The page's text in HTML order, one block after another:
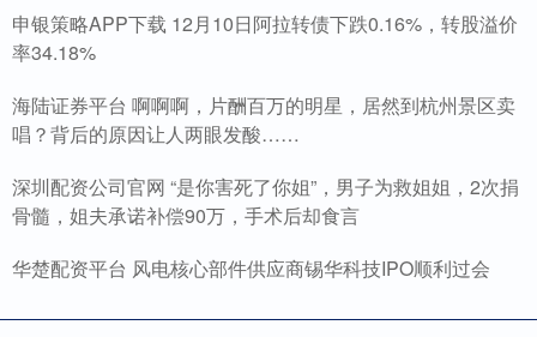
申银策略APP下载 12月10日阿拉转债下跌0.16%，转股溢价
率34.18%
海陆证券平台 啊啊啊，片酬百万的明星，居然到杭州景区卖
唱？背后的原因让人两眼发酸……
深圳配资公司官网 “是你害死了你姐”，男子为救姐姐，2次捐
骨髓，姐夫承诺补偿90万，手术后却食言
华楚配资平台 风电核心部件供应商锡华科技IPO顺利过会